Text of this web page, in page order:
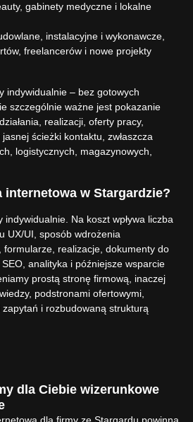
gabinety medyczne i lokalne
instalacyjne i wykonawcze,
freelancerów i nowe projekty
indywidualnie – bez gotowych
szczególnie ważne jest pokazanie
realizacji, oferty pracy,
ścieżki kontaktu, zwłaszcza
logistycznych, magazynowych,
internetowa w Stargardzie?
Na koszt wpływa liczba
UX/UI, sposób wdrożenia
formularze, realizacje, dokumenty do
analityka i późniejsze wsparcie
prostą stronę firmową, inaczej
podstronami ofertowymi,
i rozbudowaną strukturą
dla Ciebie wizerunkowe